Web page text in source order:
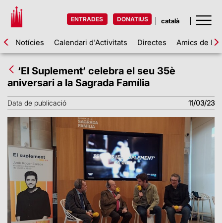
ENTRADES DONATIUS
Notícies Calendari d'Activitats Directes Amics de la
‘El Suplement’ celebra el seu 35è
aniversari a la Sagrada Família
Data de publicació 11/03/23